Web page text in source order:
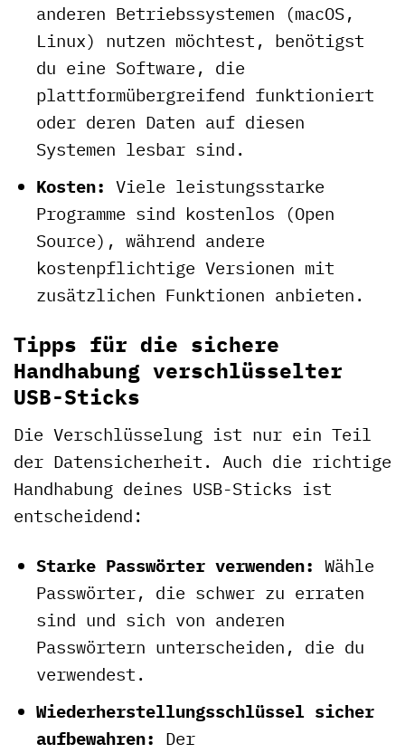
anderen Betriebssystemen (macOS,
Linux) nutzen möchtest, benötigst
du eine Software, die
plattformübergreifend funktioniert
oder deren Daten auf diesen
Systemen lesbar sind.
Kosten: Viele leistungsstarke
Programme sind kostenlos (Open
Source), während andere
kostenpflichtige Versionen mit
zusätzlichen Funktionen anbieten.
Tipps für die sichere
Handhabung verschlüsselter
USB-Sticks
Die Verschlüsselung ist nur ein Teil
der Datensicherheit. Auch die richtige
Handhabung deines USB-Sticks ist
entscheidend:
Starke Passwörter verwenden: Wähle
Passwörter, die schwer zu erraten
sind und sich von anderen
Passwörtern unterscheiden, die du
verwendest.
Wiederherstellungsschlüssel sicher
aufbewahren: Der